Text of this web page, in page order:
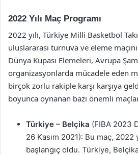
2022 Yılı Maç Programı
2022 yılı, Türkiye Milli Basketbol
uluslararası turnuva ve eleme
Dünya Kupası Elemeleri, Avrupa
organizasyonlarda mücadele eden
birçok zorlu rakiple karşı karşıya
boyunca oynanan bazı önemli
Türkiye – Belçika (FIBA 2023
26 Kasım 2021): Bu maç, 2022
başlangıç oldu. Türkiye,